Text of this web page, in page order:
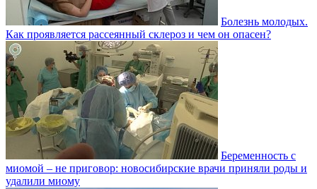
Болезнь молодых.
Как проявляется рассеянный склероз и чем он опасен?
Беременность с
миомой – не приговор: новосибирские врачи приняли роды и
удалили миому